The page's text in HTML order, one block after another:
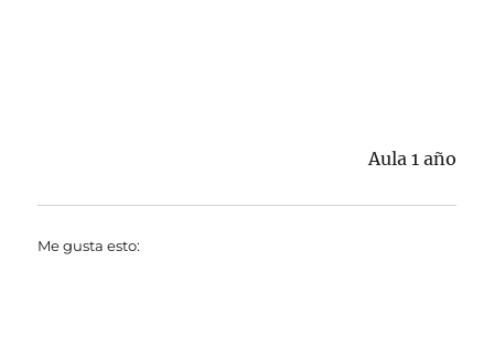
Aula 1 año
Me gusta esto: